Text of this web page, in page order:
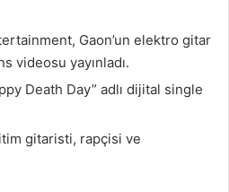
Gaon’un elektro gitar
videosu yayınladı.
Death Day” adlı dijital single
gitaristi, rapçisi ve